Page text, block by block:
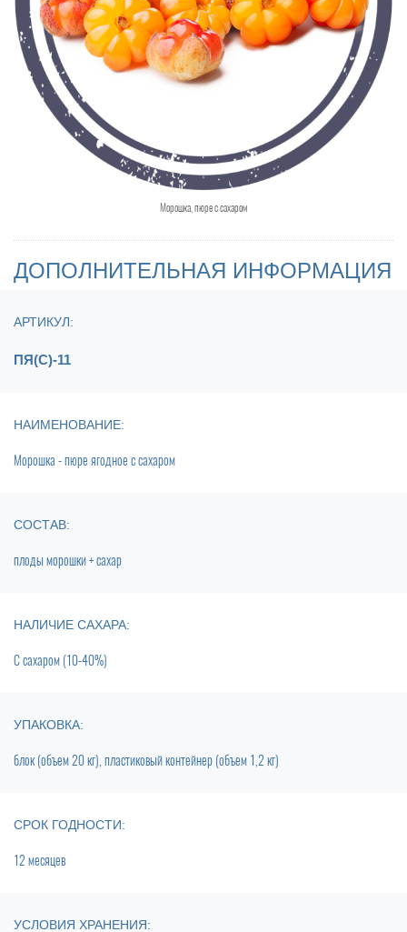
Морошка, пюре с сахаром
ДОПОЛНИТЕЛЬНАЯ ИНФОРМАЦИЯ
АРТИКУЛ:
ПЯ(С)-11
НАИМЕНОВАНИЕ:
Морошка - пюре ягодное с сахаром
СОСТАВ:
плоды морошки + сахар
НАЛИЧИЕ САХАРА:
С сахаром (10-40%)
УПАКОВКА:
блок (объем 20 кг), пластиковый контейнер (объем 1,2 кг)
СРОК ГОДНОСТИ:
12 месяцев
УСЛОВИЯ ХРАНЕНИЯ: